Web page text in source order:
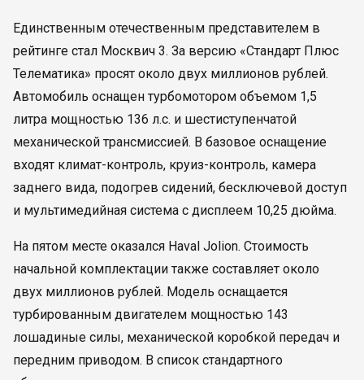
Единственным отечественным представителем в
рейтинге стал Москвич 3. За версию «Стандарт Плюс
Телематика» просят около двух миллионов рублей.
Автомобиль оснащен турбомотором объемом 1,5
литра мощностью 136 л.с. и шестиступенчатой
механической трансмиссией. В базовое оснащение
входят климат-контроль, круиз-контроль, камера
заднего вида, подогрев сидений, бесключевой доступ
и мультимедийная система с дисплеем 10,25 дюйма.
На пятом месте оказался Haval Jolion. Стоимость
начальной комплектации также составляет около
двух миллионов рублей. Модель оснащается
турбированным двигателем мощностью 143
лошадиные силы, механической коробкой передач и
передним приводом. В список стандартного